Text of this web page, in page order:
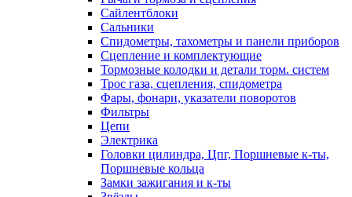
Сайлентблоки
Сальники
Спидометры, тахометры и панели приборов
Сцепление и комплектующие
Тормозные колодки и детали торм. систем
Трос газа, сцепления, спидометра
Фары, фонари, указатели поворотов
Фильтры
Цепи
Электрика
Головки цилиндра, Цпг, Поршневые к-ты,
Поршневые кольца
Замки зажигания и к-ты